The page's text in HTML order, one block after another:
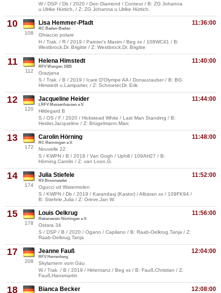
W / DSP / Db / 2020 / Don Diamond / Conteur / B: ZG Johanna
u.Ulrike Hüttich, / Z: ZG Johanna u.Ulrike Hüttich,
10
108
11:36:00
Lisa Hemmer-Pfadt
RC Baden-Baden
Ghiaccio polare
H / Trak. / R / 2019 / Painter's Maxim / Beg xx / 108WC41 / B:
Westbrock,Dr. Brigitte / Z: Westbrock,Dr. Brigitte
11
112
11:40:00
Helena Himstedt
RFV Wangen 1925
Grazjana
S / Trak. / B / 2019 / Icare D'Olympe AA / Donauzauber / B: BG
Himstedt u.Lamparter, / Z: Schroeter,Dr. Erik
12
120
11:44:00
Jacqueline Heider
LRFV Massenhausen e.V.
Hildegard B
S / OS / F / 2020 / Hickstead White / Last Man Standing / B:
Heider,Jacqueline / Z: Brügelmann,Marc
13
172
11:48:00
Carolin Hörning
RC Renningen e.V.
Nouvelle 22
S / KWPN / B / 2018 / Van Gogh / Uphill / 109AH27 / B:
Hörning,Carolin / Z: van Loon,G.
14
174
11:52:00
Julia Stiefele
RV Bronnweiler
Ogucci vd Watermolen
S / KWPN / Db / 2019 / Karandasj (Kastor) / Albaran xx / 109FK94 /
B: Stiefele,Julia / Z: Greve,Jan W.
15
178
11:56:00
Louis Oelkrug
Reiterverein Nürtingen e.V.
Ostara 34
S / DSP / B / 2020 / Ogano / Capilano / B: Raab-Oelkrug,Tanja / Z:
Raab-Oelkrug,Tanja
17
208
12:04:00
Jeanne Fauß
RFV Herrenberg
Skylantern vom Gäu
W / Trak. / B / 2019 / Hirtentanz / Beg xx / B: Fauß,Christian / Z:
Fauß,Hansmartin
18 12:08:00
Bianca Becker